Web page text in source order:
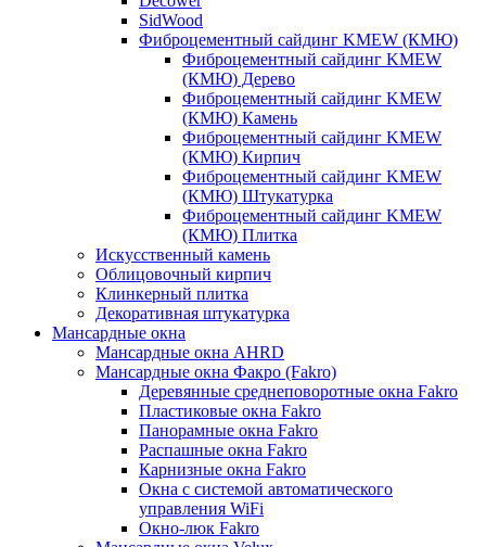
SidWood
Фиброцементный сайдинг KMEW (КМЮ)
Фиброцементный сайдинг KMEW
(КМЮ) Дерево
Фиброцементный сайдинг KMEW
(КМЮ) Камень
Фиброцементный сайдинг KMEW
(КМЮ) Кирпич
Фиброцементный сайдинг KMEW
(КМЮ) Штукатурка
Фиброцементный сайдинг KMEW
(КМЮ) Плитка
Искусственный камень
Облицовочный кирпич
Клинкерный плитка
Декоративная штукатурка
Мансардные окна
Мансардные окна AHRD
Мансардные окна Факро (Fakro)
Деревянные среднеповоротные окна Fakro
Пластиковые окна Fakro
Панорамные окна Fakro
Распашные окна Fakro
Карнизные окна Fakro
Окна с системой автоматического
управления WiFi
Окно-люк Fakro